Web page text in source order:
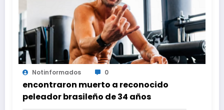
Notinformados 0
encontraron muerto a reconocido
peleador brasileño de 34 años